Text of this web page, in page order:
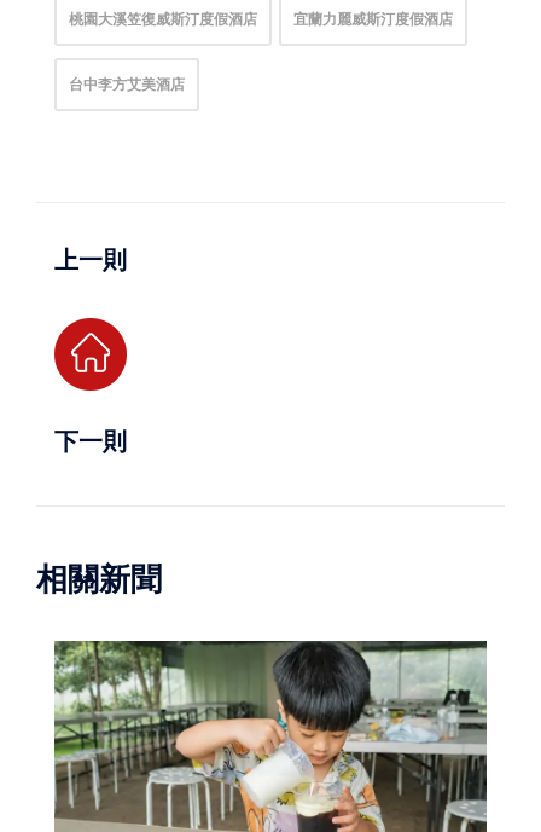
桃園大溪笠復威斯汀度假酒店 宜蘭力麗威斯汀度假酒店
台中李方艾美酒店
上一則
下一則
相關新聞